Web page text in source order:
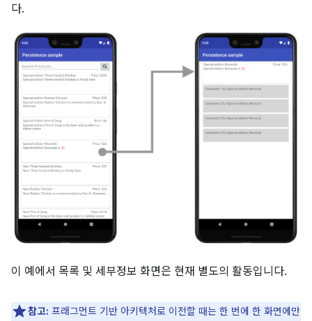
다.
이 예에서 목록 및 세부정보 화면은 현재 별도의 활동입니다.
참고: 프래그먼트 기반 아키텍처로 이전할 때는 한 번에 한 화면에만